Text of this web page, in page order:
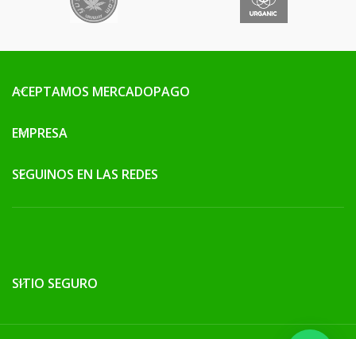
ACEPTAMOS MERCADOPAGO
EMPRESA
SEGUINOS EN LAS REDES
SITIO SEGURO